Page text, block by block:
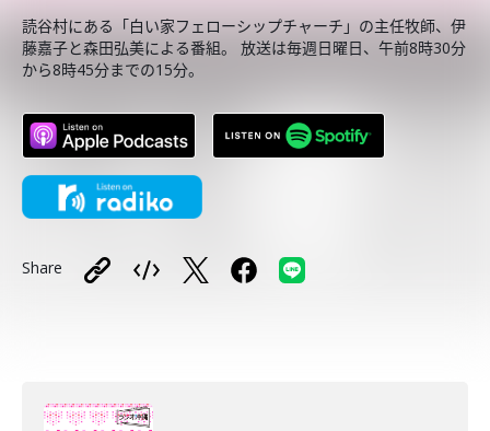
読谷村にある「白い家フェローシップチャーチ」の主任牧師、伊
藤嘉子と森田弘美による番組。 放送は毎週日曜日、午前8時30分
から8時45分までの15分。
Share